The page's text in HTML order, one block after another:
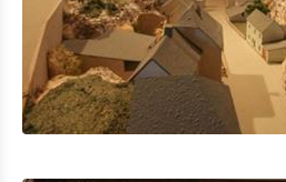
News